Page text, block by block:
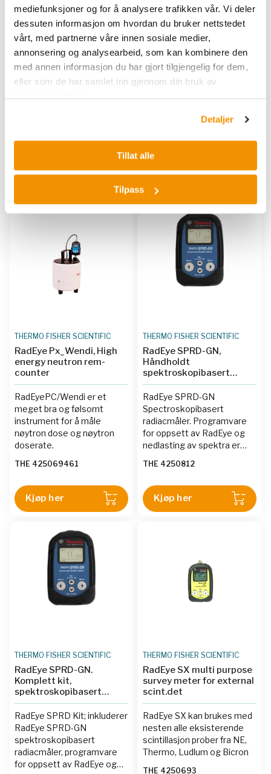
mediefunksjoner og for å analysere trafikken vår. Vi deler
dessuten informasjon om hvordan du bruker nettstedet
vårt, med partnerne våre innen sosiale medier,
annonsering og analysearbeid, som kan kombinere den
med annen informasjon du har gjort tilgjengelig for dem,
eller som de har samlet inn gjennom din bruk av
Detaljer
Tillat alle
Tilpass
THERMO FISHER SCIENTIFIC
RadEye NBR, High
sensitivity gamma
detection system with
NBR
RadEye NBR er den mest
bakgrunnsnivået
THE 4250751
pocket meter with
excellent gamma rejecti
RadEye NL er en generell
THERMO FISHER SCIENTIFIC
RadEye Px_Wendi, High
energy neutron rem-
counter
RadEyePC/Wendi er et
meget bra og følsomt
instrument for å måle
nøytron dose og nøytron
doserate.
THE 425069461
Kjøp her
THERMO FISHER SCIENTIFIC
RadEye SPRD-GN,
Håndholdt
spektroskopibasert
Radiacmåler
RadEye SPRD-GN
Spectroskopibasert
radiacmåler. Programvare
for oppsett av RadEye og
nedlasting av spektra er
THE 4250812
Kjøp her
THERMO FISHER SCIENTIFIC
RadEye SPRD-GN.
Komplett kit,
spektroskopibasert
Radiacmåler
RadEye SPRD Kit; inkluderer
RadEye SPRD-GN
spektroskopibasert
radiacmåler, programvare
for oppsett av RadEye og
THERMO FISHER SCIENTIFIC
RadEye SX multi purpose
survey meter for external
scint.det
RadEye SX kan brukes med
nesten alle eksisterende
scintillasjon prober fra NE,
Thermo, Ludlum og Bicron
THE 4250693